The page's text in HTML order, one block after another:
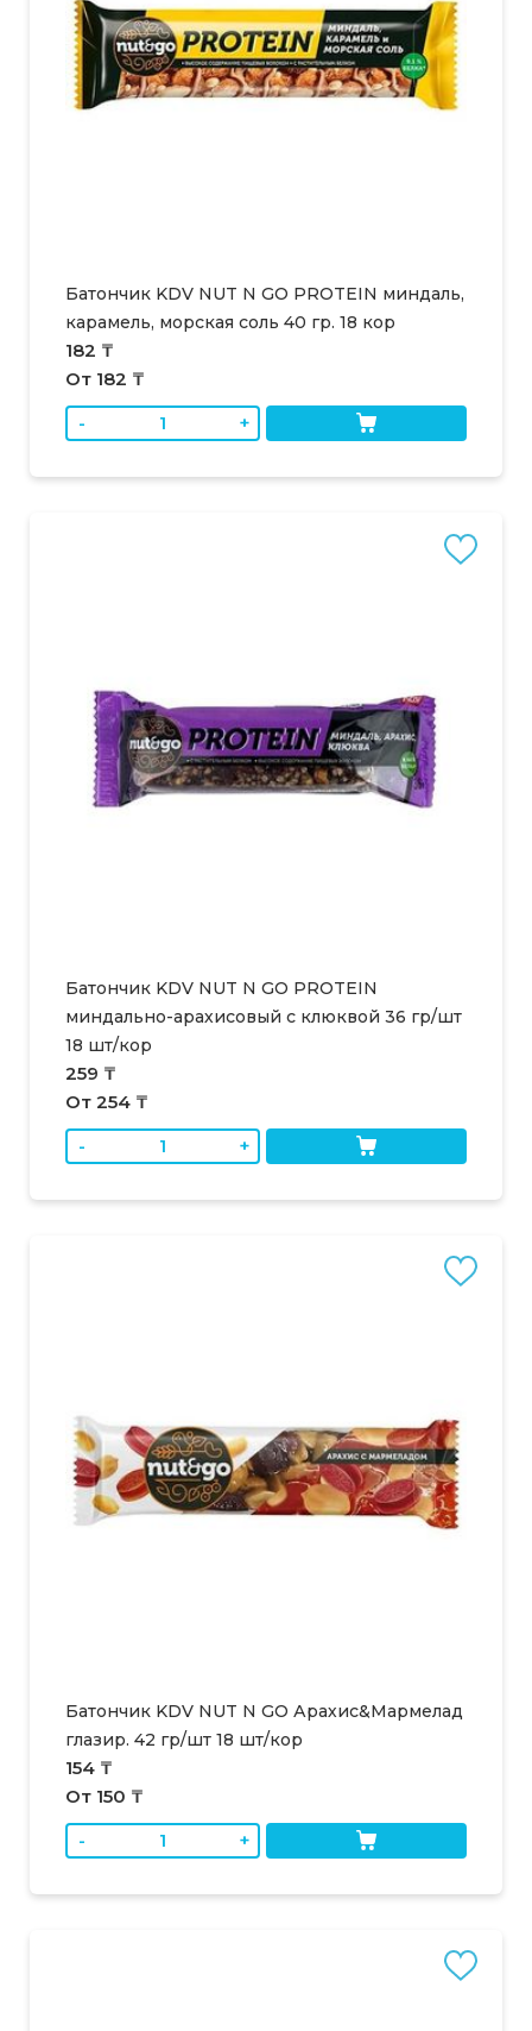
Батончик KDV NUT N GO PROTEIN миндаль,
карамель, морская соль 40 гр. 18 кор
182 ₸
От 182 ₸
-
+
Батончик KDV NUT N GO PROTEIN
миндально-арахисовый с клюквой 36 гр/шт
18 шт/кор
259 ₸
От 254 ₸
-
+
Батончик KDV NUT N GO Арахис&Мармелад
глазир. 42 гр/шт 18 шт/кор
154 ₸
От 150 ₸
-
+